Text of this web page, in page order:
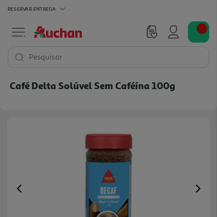
RESERVAR ENTREGA
Pesquisar
Café Delta Solúvel Sem Caféína 100g
Previous